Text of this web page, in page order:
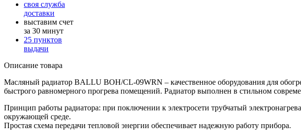
своя служба
доставки
выставим счет
за 30 минут
25 пунктов
выдачи
Описание товара
Масляный радиатор BALLU BOH/CL-09WRN – качественное оборудования для
быстрого равномерного прогрева помещений. Радиатор выполнен в стильном
Принцип работы радиатора: при поключении к электросети трубчатый
окружающей среде.
Простая схема передачи тепловой энергии обеспечивает надежную работу прибора.